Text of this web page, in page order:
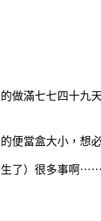
做滿七七四十
便當盒大小，
了）很多事啊